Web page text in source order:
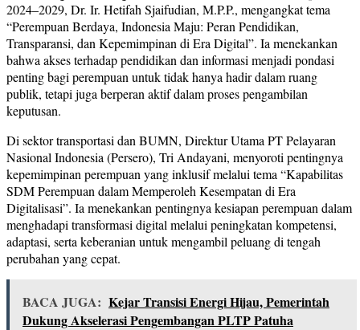
2024–2029, Dr. Ir. Hetifah Sjaifudian, M.P.P., mengangkat tema
“Perempuan Berdaya, Indonesia Maju: Peran Pendidikan,
Transparansi, dan Kepemimpinan di Era Digital”. Ia menekankan
bahwa akses terhadap pendidikan dan informasi menjadi pondasi
penting bagi perempuan untuk tidak hanya hadir dalam ruang
publik, tetapi juga berperan aktif dalam proses pengambilan
keputusan.
Di sektor transportasi dan BUMN, Direktur Utama PT Pelayaran
Nasional Indonesia (Persero), Tri Andayani, menyoroti pentingnya
kepemimpinan perempuan yang inklusif melalui tema “Kapabilitas
SDM Perempuan dalam Memperoleh Kesempatan di Era
Digitalisasi”. Ia menekankan pentingnya kesiapan perempuan dalam
menghadapi transformasi digital melalui peningkatan kompetensi,
adaptasi, serta keberanian untuk mengambil peluang di tengah
perubahan yang cepat.
BACA JUGA: Kejar Transisi Energi Hijau, Pemerintah
Dukung Akselerasi Pengembangan PLTP Patuha